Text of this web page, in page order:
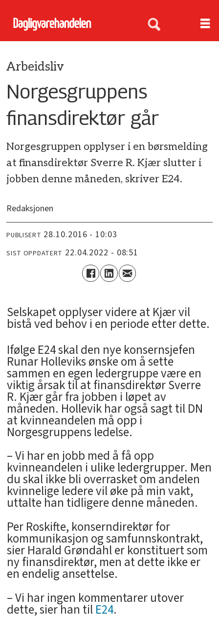
Arbeidsliv
Norgesgruppens
finansdirektør går
Norgesgruppen opplyser i en børsmelding
at finansdirektør Sverre R. Kjær slutter i
jobben denne måneden, skriver E24.
Redaksjonen
PUBLISERT 28.10.2016 - 10:03
SIST OPPDATERT 22.04.2022 - 08:51
Selskapet opplyser videre at Kjær vil
bistå ved behov i en periode etter dette.
Ifølge E24 skal den nye konsernsjefen
Runar Holleviks ønske om å sette
sammen en egen ledergruppe være en
viktig årsak til at finansdirektør Sverre
R. Kjær går fra jobben i løpet av
måneden. Hollevik har også sagt til DN
at kvinneandelen må opp i
Norgesgruppens ledelse.
– Vi har en jobb med å få opp
kvinneandelen i ulike ledergrupper. Men
du skal ikke bli overrasket om andelen
kvinnelige ledere vil øke på min vakt,
uttalte han tidligere denne måneden.
Per Roskifte, konserndirektør for
kommunikasjon og samfunnskontrakt,
sier Harald Grøndahl er konstituert som
ny finansdirektør, men at dette ikke er
en endelig ansettelse.
– Vi har ingen kommentarer utover
dette, sier han tilE24.